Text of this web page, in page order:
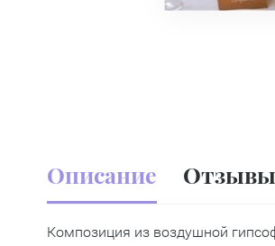
Описание Отзывы
Композиция из воздушной